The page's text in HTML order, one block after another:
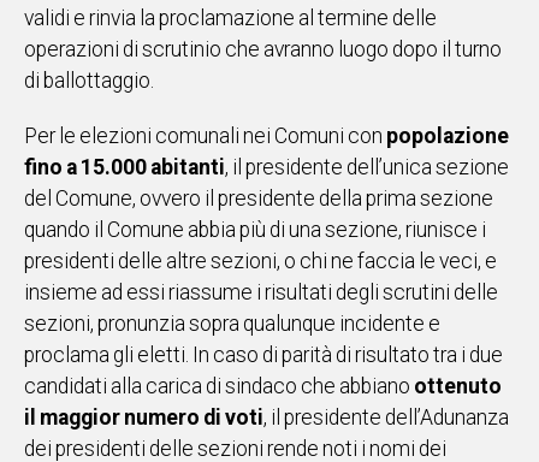
validi e rinvia la proclamazione al termine delle
operazioni di scrutinio che avranno luogo dopo il turno
di ballottaggio.
Per le elezioni comunali nei Comuni con popolazione
fino a 15.000 abitanti, il presidente dell’unica sezione
del Comune, ovvero il presidente della prima sezione
quando il Comune abbia più di una sezione, riunisce i
presidenti delle altre sezioni, o chi ne faccia le veci, e
insieme ad essi riassume i risultati degli scrutini delle
sezioni, pronunzia sopra qualunque incidente e
proclama gli eletti. In caso di parità di risultato tra i due
candidati alla carica di sindaco che abbiano ottenuto
il maggior numero di voti, il presidente dell’Adunanza
dei presidenti delle sezioni rende noti i nomi dei